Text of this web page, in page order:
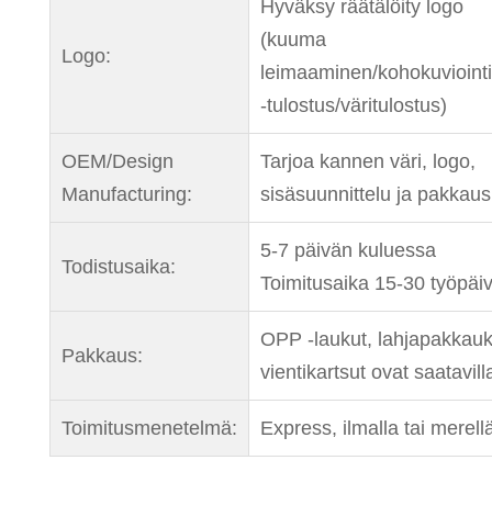
Logo:
Hyväksy räätälöity logo
(kuuma
leimaaminen/
-tulostus/väritulostus)
OEM/Design
Manufacturing:
Tarjoa kannen väri, logo,
sisäsuunnittelu ja
Todistusaika:
5-7 päivän kuluessa
Toimitusaika 15-30
Pakkaus:
OPP -laukut,
vientikartsut ovat
Toimitusmenetelmä: Express, ilmalla tai